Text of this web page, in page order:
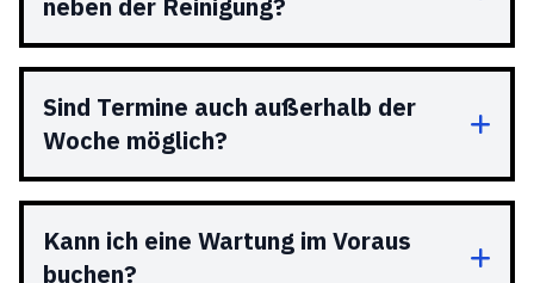
neben der Reinigung?
Sind Termine auch außerhalb der
Woche möglich?
Kann ich eine Wartung im Voraus
buchen?